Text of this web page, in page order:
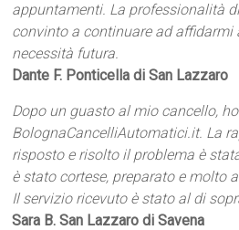
appuntamenti. La professionalità
convinto a continuare ad affidarmi
necessità futura.
Dante F. Ponticella di San Lazzaro
Dopo un guasto al mio cancello,
BolognaCancelliAutomatici.it. La
risposto e risolto il problema è
è stato cortese, preparato e molto
Il servizio ricevuto è stato al di
Sara B. San Lazzaro di Savena